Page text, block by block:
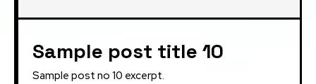
Sample post title 10
Sample post no 10 excerpt.